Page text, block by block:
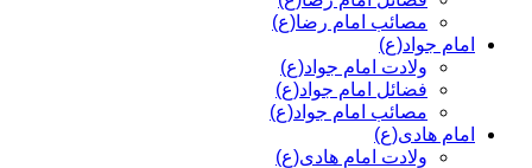
مصائب امام رضا(ع)
امام جواد(ع)
ولادت امام جواد(ع)
فضائل امام جواد(ع)
مصائب امام جواد(ع)
امام هادی(ع)
ولادت امام هادی(ع)